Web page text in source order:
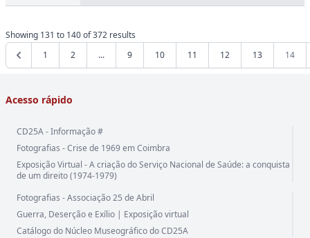
Showing 131 to 140of372 results
1
2 ... 9 10 11 12 13 14
Acesso rápido
CD25A - Informação #
Fotografias - Crise de 1969 em Coimbra
Exposição Virtual - A criação do Serviço Nacional de Saúde: a conquista
de um direito (1974-1979)
Fotografias - Associação 25 de Abril
Guerra, Deserção e Exílio | Exposição virtual
Catálogo do Núcleo Museográfico do CD25A